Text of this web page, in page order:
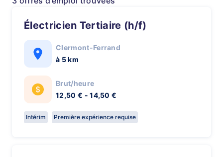
Électricien Tertiaire (h/f)
Clermont-Ferrand
à 5 km
Brut/heure
12,50 € - 14,50 €
Intérim Première expérience requise